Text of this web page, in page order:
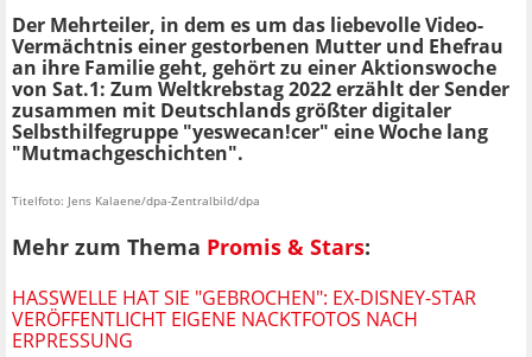
Der Mehrteiler, in dem es um das liebevolle Video-
Vermächtnis einer gestorbenen Mutter und Ehefrau
an ihre Familie geht, gehört zu einer Aktionswoche
von Sat.1: Zum Weltkrebstag 2022 erzählt der Sender
zusammen mit Deutschlands größter digitaler
Selbsthilfegruppe "yeswecan!cer" eine Woche lang
"Mutmachgeschichten".
Titelfoto: Jens Kalaene/dpa-Zentralbild/dpa
Mehr zum Thema Promis & Stars:
HASSWELLE HAT SIE "GEBROCHEN": EX-DISNEY-STAR
VERÖFFENTLICHT EIGENE NACKTFOTOS NACH
ERPRESSUNG